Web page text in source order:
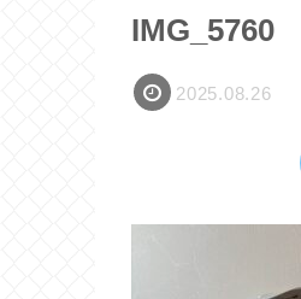
IMG_5760
2025.08.26